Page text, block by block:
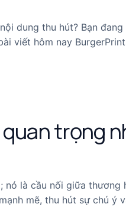
dung thu hút? Bạn
viết hôm nay
trọng
là cầu nối giữa thương
mẽ, thu hút sự chú ý